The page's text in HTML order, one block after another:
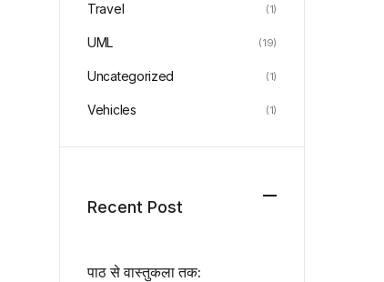
Travel (1)
UML (19)
Uncategorized (1)
Vehicles (1)
Recent Post
पाठ से वास्तुकला तक: